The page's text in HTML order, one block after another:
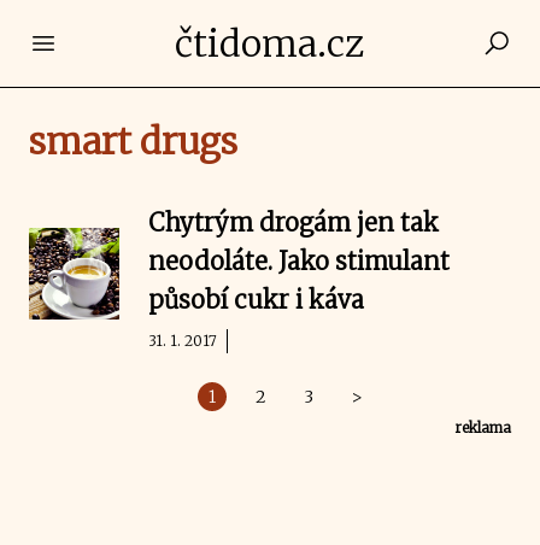
Open main menučtidoma.cz
smart drugs
Chytrým drogám jen tak
neodoláte. Jako stimulant
působí cukr i káva
31. 1. 2017
1 2 3 >
reklama